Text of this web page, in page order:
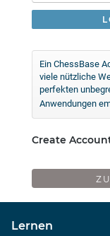
Ein ChessBase
viele nützliche
perfekten
Anwendungen
Create
Lernen